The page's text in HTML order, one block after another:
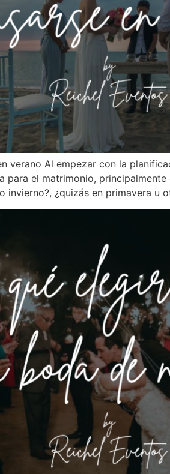
verano Al empezar con la
para el matrimonio,
invierno?, ¿quizás en primavera u